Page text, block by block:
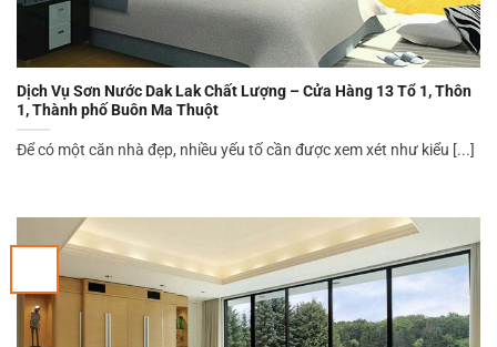
Dịch Vụ Sơn Nước Dak Lak Chất Lượng – Cửa Hàng 13 Tổ 1, Thôn
1, Thành phố Buôn Ma Thuột
Để có một căn nhà đẹp, nhiều yếu tố cần được xem xét như kiểu [...]